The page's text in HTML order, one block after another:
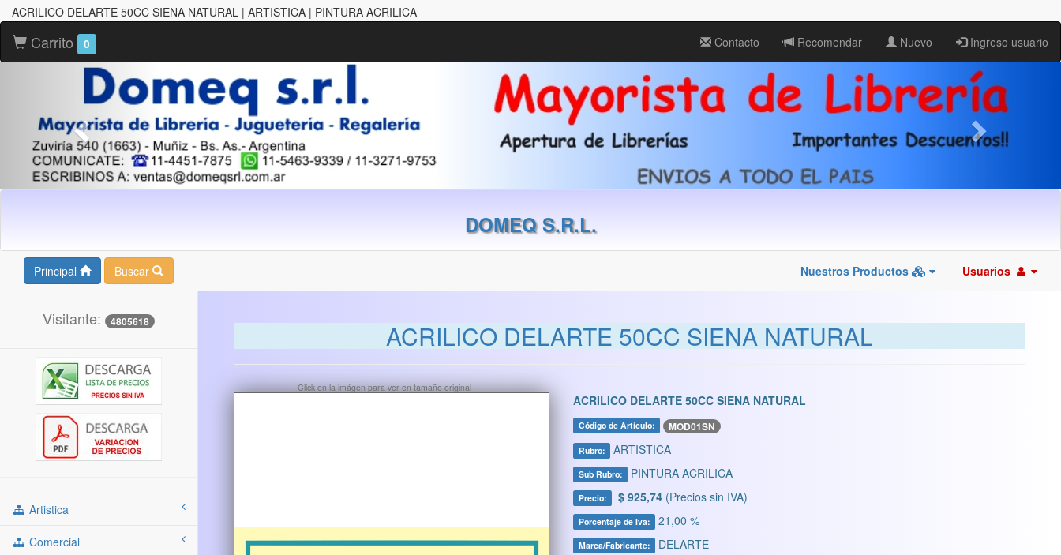
ACRILICO DELARTE 50CC SIENA NATURAL | ARTISTICA | PINTURA ACRILICA
Carrito 0 Contacto Recomendar Nuevo Ingreso usuario
DOMEQ S.R.L.
Principal Buscar Nuestros Productos Usuarios
Visitante: 4805618
Artistica
Comercial
ACRILICO DELARTE 50CC SIENA NATURAL
Click en la imágen para ver en tamaño original
ACRILICO DELARTE 50CC SIENA NATURAL
Código de Artículo: MOD01SN
Rubro: ARTISTICA
Sub Rubro: PINTURA ACRILICA
Precio: $ 925,74 (Precios sin IVA)
Porcentaje de Iva: 21,00 %
Marca/Fabricante: DELARTE